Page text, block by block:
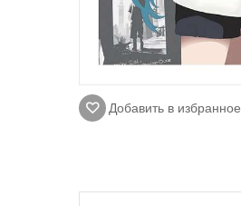
Добавить в избранное